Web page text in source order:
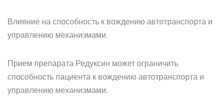
Влияние на способность к вождению автотранспорта и
управлению механизмами
Прием препарата Редуксин может ограничить
способность пациента к вождению автотранспорта и
управлению механизмами.